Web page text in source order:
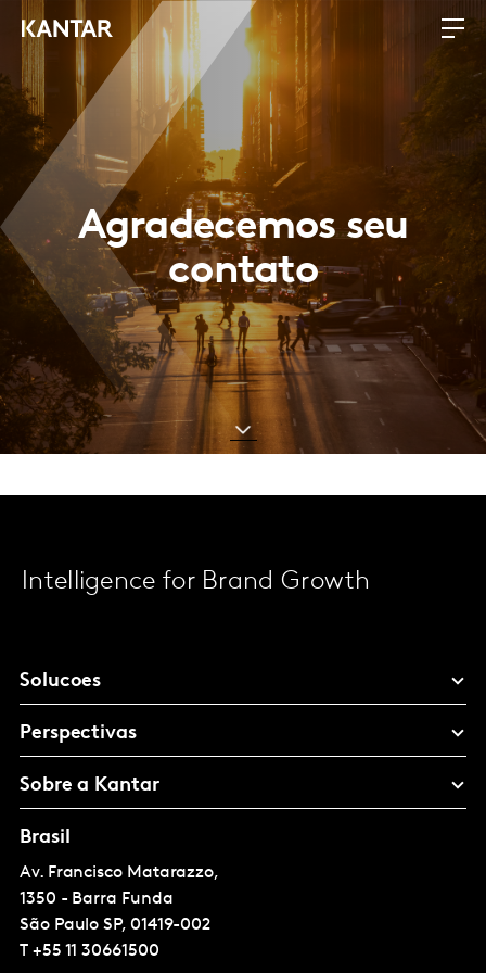
Agradecemos seu
contato
Intelligence for Brand Growth
Solucoes
Perspectivas
Sobre a Kantar
Brasil
Av. Francisco Matarazzo,
1350 - Barra Funda
São Paulo SP, 01419-002
T +55 11 30661500